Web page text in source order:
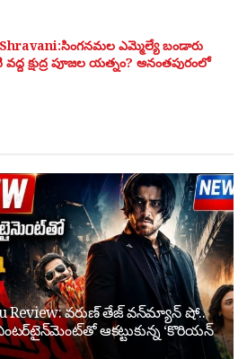
ఎమ్మెల్యే బండారు
క్షుద్ర పూజల యత్నం? అనంతపురంలో
Review: వరుణ్ తేజ్ వన్‌మ్యాన్ షో..
ఆకట్టుకున్న ‘కొరియన్